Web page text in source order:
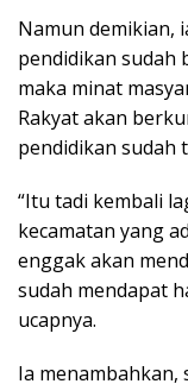
Namun demikian,
pendidikan sudah
maka minat
Rakyat akan
pendidikan sudah
“Itu tadi kembali
kecamatan yang
enggak akan
sudah mendapat
ucapnya.
Ia menambahkan,